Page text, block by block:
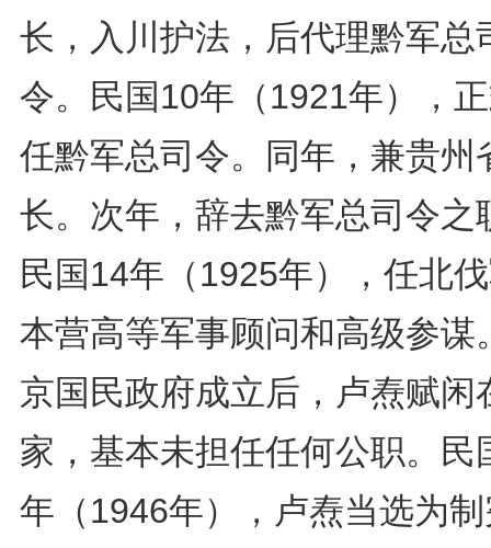
长，入川护法，后代理黔军总
令。民国10年（1921年），
任黔军总司令。同年，兼贵州
长。次年，辞去黔军总司令之
民国14年（1925年），任北
本营高等军事顾问和高级参谋
京国民政府成立后，卢焘赋闲
家，基本未担任任何公职。民
年（1946年），卢焘当选为